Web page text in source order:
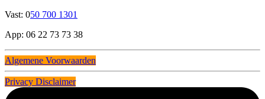
Vast: 050 700 1301
App: 06 22 73 73 38
Algemene Voorwaarden
Privacy Disclaimer